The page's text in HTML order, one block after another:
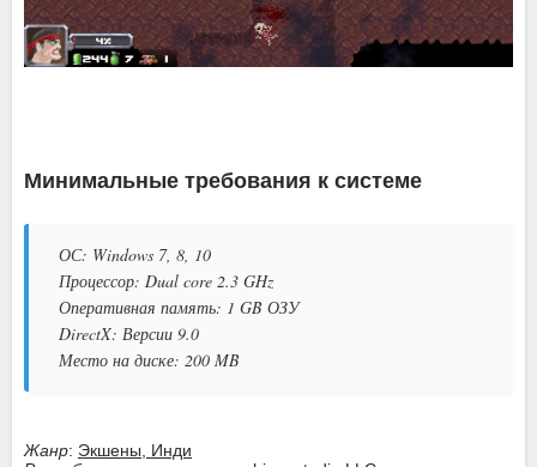
Минимальные требования к системе
ОС: Windows 7, 8, 10
Процессор: Dual core 2.3 GHz
Оперативная память: 1 GB ОЗУ
DirectX: Версии 9.0
Место на диске: 200 MB
Жанр: Экшены, Инди